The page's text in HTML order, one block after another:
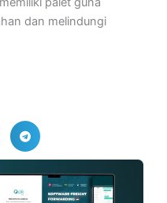
dan melindungi